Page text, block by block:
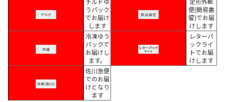
うパック
でお届け
します
便(簡易書
留)でお届
けします
冷凍ゆう
パックで
お届けし
ます。
レターパ
ックライ
トでお届
けします
佐川急便
でのお届
けとなり
ます